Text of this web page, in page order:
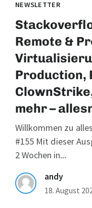
NEWSLETTER
Remote &
Production,
mehr –
Willkommen zu
#155 Mit dieser
2 Wochen in...
andy
18. August